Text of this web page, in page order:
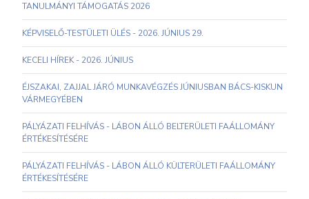
TANULMÁNYI TÁMOGATÁS 2026
KÉPVISELŐ-TESTÜLETI ÜLÉS - 2026. JÚNIUS 29.
KECELI HÍREK - 2026. JÚNIUS
ÉJSZAKAI, ZAJJAL JÁRÓ MUNKAVÉGZÉS JÚNIUSBAN BÁCS-KISKUN
VÁRMEGYÉBEN
PÁLYÁZATI FELHÍVÁS - LÁBON ÁLLÓ BELTERÜLETI FAÁLLOMÁNY
ÉRTÉKESÍTÉSÉRE
PÁLYÁZATI FELHÍVÁS - LÁBON ÁLLÓ KÜLTERÜLETI FAÁLLOMÁNY
ÉRTÉKESÍTÉSÉRE